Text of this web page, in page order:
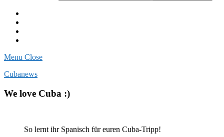
Menu Close
Cubanews
We love Cuba :)
So lernt ihr Spanisch für euren Cuba-Tripp!